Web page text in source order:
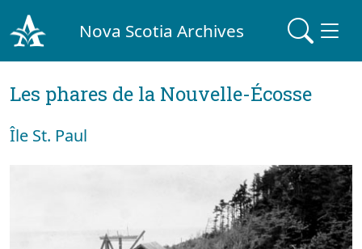
Nova Scotia Archives
Les phares de la Nouvelle-Écosse
Île St. Paul